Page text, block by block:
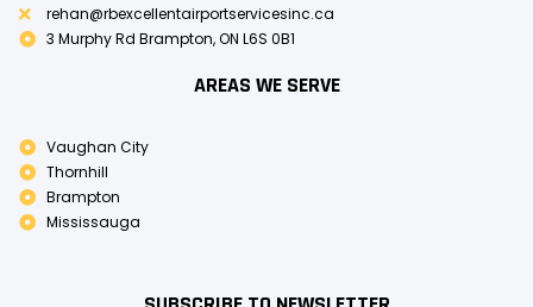
rehan@rbexcellentairportservicesinc.ca
3 Murphy Rd Brampton, ON L6S 0B1
AREAS WE SERVE
Vaughan City
Thornhill
Brampton
Mississauga